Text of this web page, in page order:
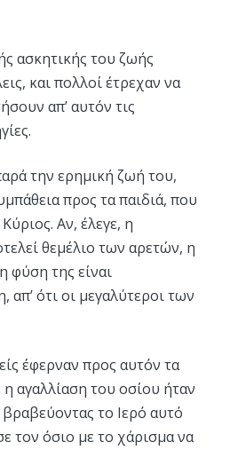
ασκητικής του ζωής
και πολλοί έτρεχαν να
απ’ αυτόν τις
την ερημική ζωή του,
προς τα παιδιά, που
Αν, έλεγε, η
θεμέλιο των αρετών, η
φύση της είναι
απ’ ότι οι μεγαλύτεροι των
έφερναν προς αυτόν τα
η αγαλλίαση του οσίου ήταν
το Ιερό αυτό
τον όσιο με το χάρισμα να